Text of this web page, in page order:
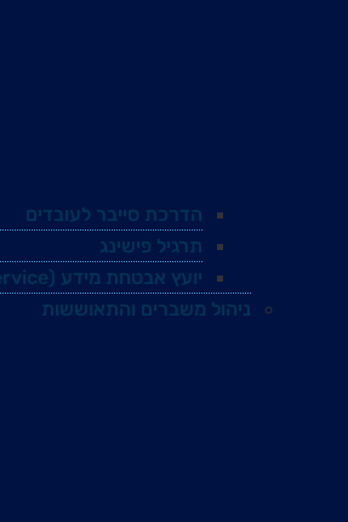
הדרכת סייבר לעובדים
תרגיל פישינג
יועץ אבטחת מידע (CISO as a service)
ניהול משברים והתאוששות